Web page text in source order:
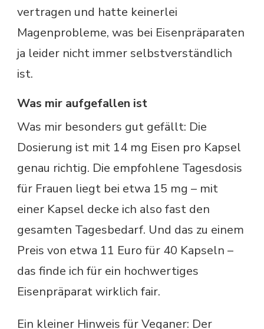
vertragen und hatte keinerlei
Magenprobleme, was bei Eisenpräparaten
ja leider nicht immer selbstverständlich
ist.
Was mir aufgefallen ist
Was mir besonders gut gefällt: Die
Dosierung ist mit 14 mg Eisen pro Kapsel
genau richtig. Die empfohlene Tagesdosis
für Frauen liegt bei etwa 15 mg – mit
einer Kapsel decke ich also fast den
gesamten Tagesbedarf. Und das zu einem
Preis von etwa 11 Euro für 40 Kapseln –
das finde ich für ein hochwertiges
Eisenpräparat wirklich fair.
Ein kleiner Hinweis für Veganer: Der